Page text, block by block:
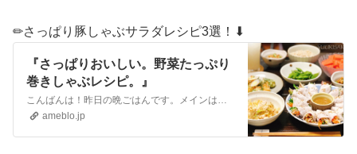
✏︎さっぱり豚しゃぶサラダレシピ3選！⬇︎
『さっぱりおいしい。野菜たっぷり
巻きしゃぶレシピ。』
こんばんは！昨日の晩ごはんです。メインはさっぱり巻きしゃぶ。豚ロースのスライスで作りました。簡単にできて、野菜もたっぷり摂れます。✏︎レシピです⬇︎〜たっぷり…
ameblo.jp